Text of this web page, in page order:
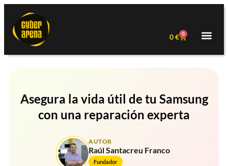
0€ 0
Asegura la vida útil de tu Samsung
con una reparación experta
AUTOR
Raúl Santacreu Franco
Fundador